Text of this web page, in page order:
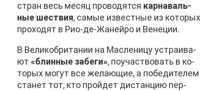
стран весь ме­сяц про­во­дят­ся кар­на­валь­
ные ше­ствия, са­мые из­вест­ные из ко­то­рых
про­хо­дят в Рио-де-Жа­ней­ро и Ве­не­ции.
В Ве­ли­ко­бри­та­нии на Мас­ле­ни­цу устра­и­ва­
ют «блин­ные за­бе­ги», по­участ­во­вать в ко­
то­рых мо­гут все же­ла­ю­щие, а по­бе­ди­те­лем
ста­нет тот, кто прой­дет ди­стан­цию пер­